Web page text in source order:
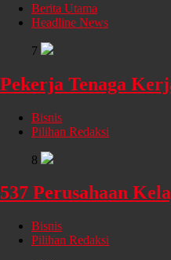
Berita Utama
Headline News
7
Pekerja Tenaga
Bisnis
Pilihan Redaksi
8
537 Perusahaan
Bisnis
Pilihan Redaksi